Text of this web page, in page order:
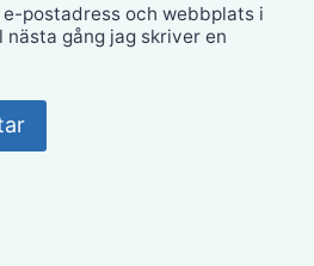
e-postadress och webbplats i
gång jag skriver en